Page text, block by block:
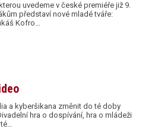
uvedeme v české premiéře již 9.
představí nové mladé tváře:
Kofro…
a kyberšikana změnit do té doby
hra o dospívání, hra o mládeži
té…